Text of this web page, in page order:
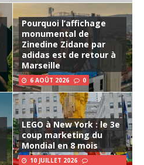
Pourquoi l’affichage
monumental de
Zinedine Zidane par
adidas est de retour à
Marseille
6 AOÛT 2026 0
LEGO à New York : le 3e
coup marketing du
Mondial en 8 mois
10 JUILLET 2026